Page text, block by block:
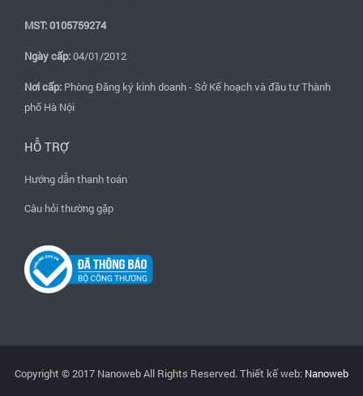
MST: 0105759274
Ngày cấp:04/01/2012
Nơi cấp: Phòng Đăng ký kinh doanh - Sở Kế hoạch và đầu tư Thành
phố Hà Nội
HỖ TRỢ
Hướng dẫn thanh toán
Câu hỏi thường gặp
Copyright © 2017 Nanoweb All Rights Reserved. Thiết kế web: Nanoweb